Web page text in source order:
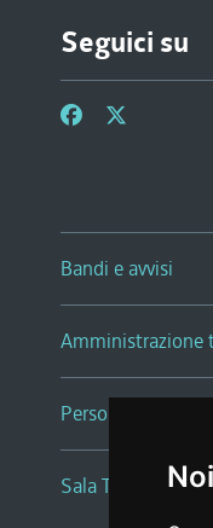
Seguici su
Bandi e avvisi
Amministrazione
Persone e Uffici
Sala Tiziano